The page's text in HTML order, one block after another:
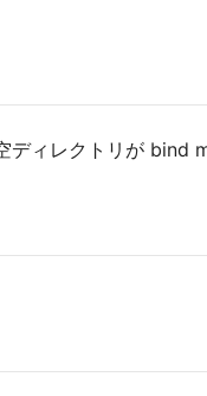
ィレクトリが bind